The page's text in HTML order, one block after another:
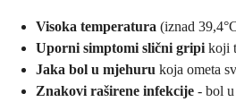
Visoka temperatura (iznad
Uporni simptomi slični gripi koji
Jaka bol u mjehuru koja ometa
Znakovi raširene infekcije - bol